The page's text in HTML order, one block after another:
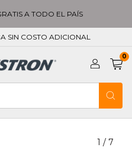
A TODO EL PAÍS
SIN COSTO ADICIONAL
0
1 / 7